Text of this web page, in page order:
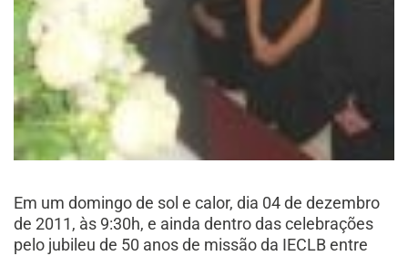
Em um domingo de sol e calor, dia 04 de dezembro
de 2011, às 9:30h, e ainda dentro das celebrações
pelo jubileu de 50 anos de missão da IECLB entre